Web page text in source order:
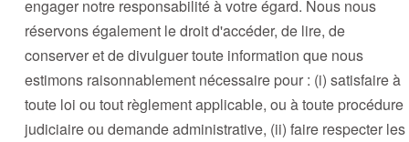
engager notre responsabilité à votre égard. Nous nous
réservons également le droit d'accéder, de lire, de
conserver et de divulguer toute information que nous
estimons raisonnablement nécessaire pour : (i) satisfaire à
toute loi ou tout règlement applicable, ou à toute procédure
judiciaire ou demande administrative, (ii) faire respecter les